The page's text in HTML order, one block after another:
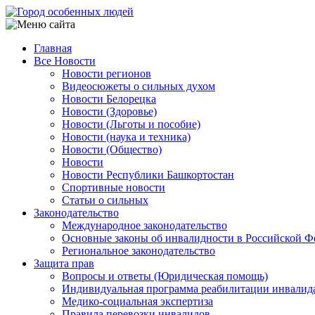
Перейти
к
содержанию
Main
navigation
Главная
Все Новости
Новости регионов
Видеосюжеты о сильных духом
Новости Белорецка
Новости (Здоровье)
Новости (Льготы и пособие)
Новости (наука и техника)
Новости (Общество)
Новости
Новости Республики Башкортостан
Спортивные новости
Статьи о сильных
Законодательство
Международное законодательство
Основные законы об инвалидности в Российской
Региональное законодательство
Защита прав
Вопросы и ответы (Юридическая помощь)
Индивидуальная программа реабилитации
Медико-социальная экспертиза